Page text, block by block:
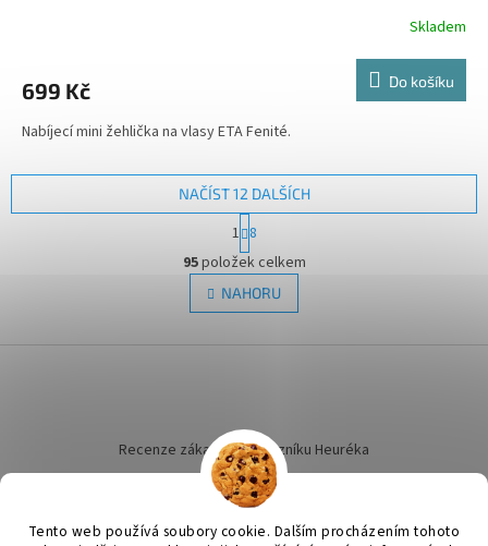
Tento web používá soubory cookie. Dalším procházením tohoto
Skladem
699 Kč Do košíku
Nabíjecí mini žehlička na vlasy ETA Fenité.
O
v
l
á
r
v
k
y
v
NAČÍST 12 DALŠÍCH
S
t
r
á
n
k
v
1 8
95položek celkem
NAHORU
í
Recenze zákazníků dotazníku Heuréka